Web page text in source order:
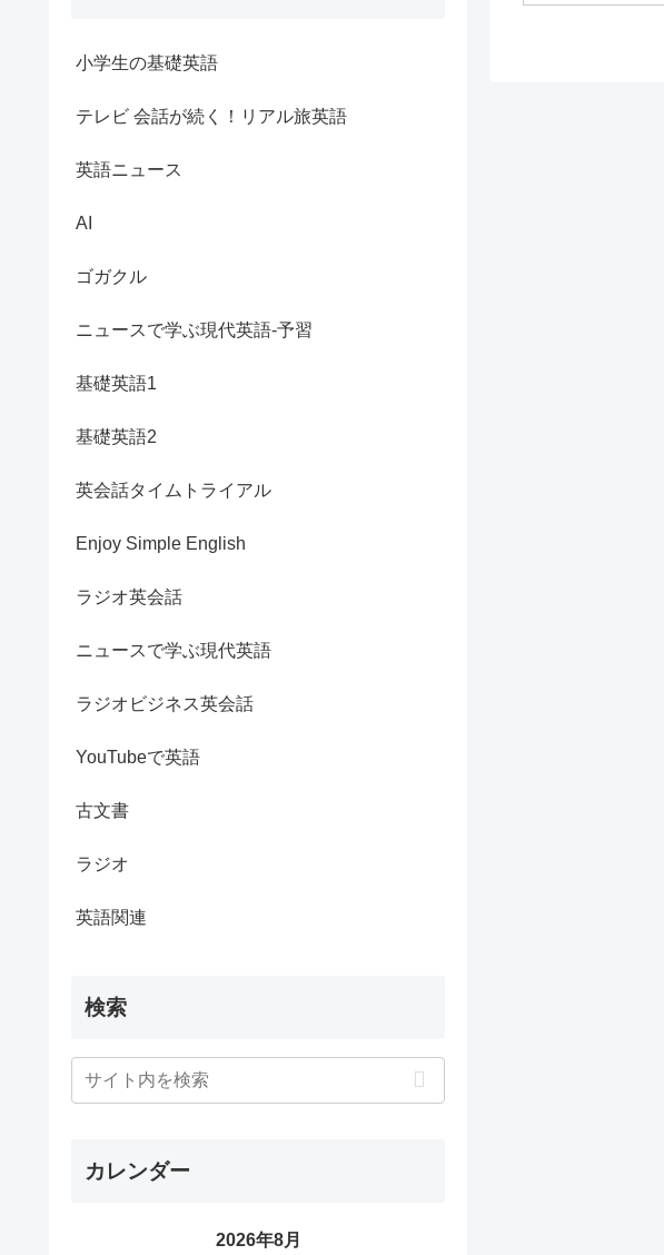
小学生の基礎英語
テレビ 会話が続く！リアル旅英語
英語ニュース
AI
ゴガクル
ニュースで学ぶ現代英語-予習
基礎英語1
基礎英語2
英会話タイムトライアル
Enjoy Simple English
ラジオ英会話
ニュースで学ぶ現代英語
ラジオビジネス英会話
YouTubeで英語
古文書
ラジオ
英語関連
検索
カレンダー
2026年8月